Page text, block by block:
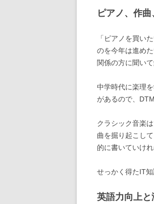
ピアノ、作
「ピアノを買い
のを今年は進め
関係の方に聞い
中学時代に楽理
があるので、
クラシック音楽
曲を掘り起こし
的に書いていけ
せっかく得たIT
英語力向上